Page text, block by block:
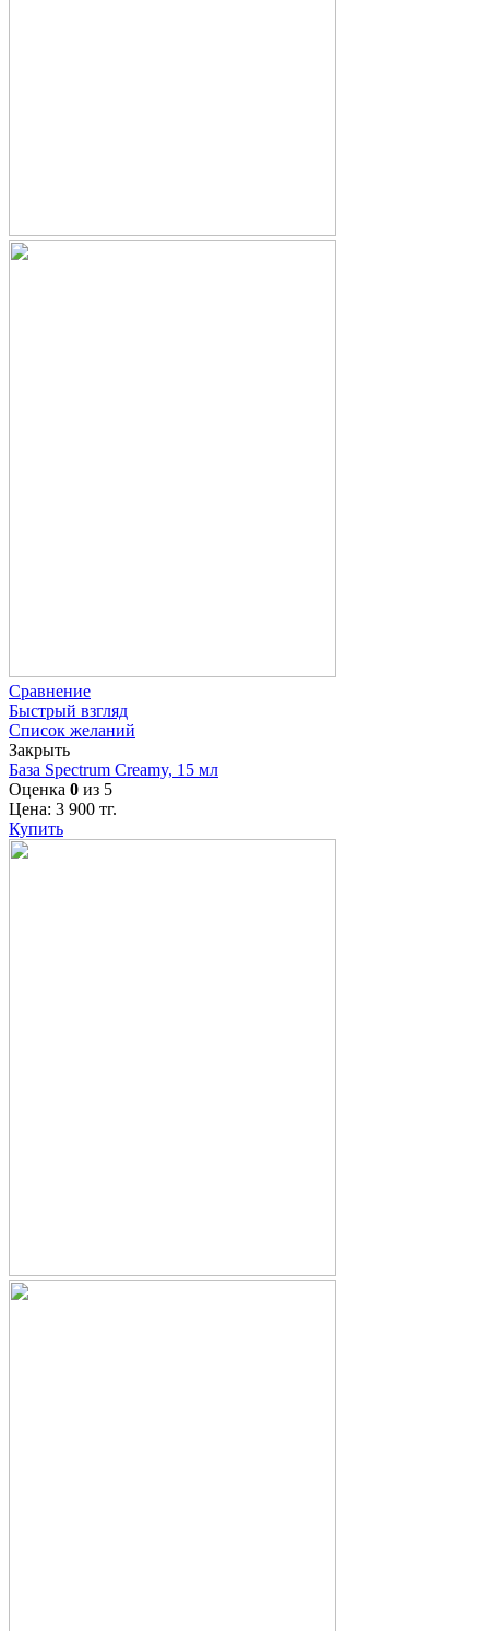
Сравнение
Быстрый взгляд
Список желаний
Закрыть
База Spectrum Creamy, 15 мл
Оценка 0 из 5
Цена: 3 900 тг.
Купить